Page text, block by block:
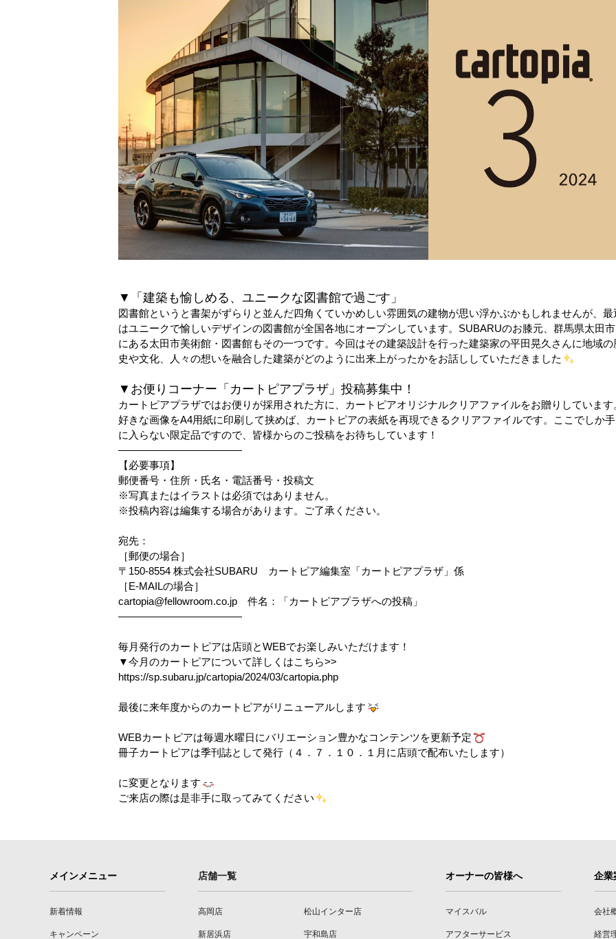
▼「建築も愉しめる、ユニークな図書館で過ごす」
図書館というと書架がずらりと並んだ四角くていかめしい雰囲気の建物が思い浮かぶかもしれませんが、最
はユニークで愉しいデザインの図書館が全国各地にオープンしています。 SUBARUのお膝元、群馬県太田市
にある太田市美術館・図書館もその一つです。今回はその建築設計を行った建築家の平田晃久さんに地域の
史や文化、人々の想いを融合した建築がどのように出来上がったかをお話ししていただきました
▼お便りコーナー「カートピアプラザ」投稿募集中！
カートピアプラザではお便りが採用された方に、カートピアオリジナルクリアファイルをお贈りしています
好きな画像をA4用紙に印刷して挟めば、カートピアの表紙を再現できるクリアファイルです。ここでしか手
に入らない限定品ですので、皆様からのご投稿をお待ちしています！
————————————
【必要事項】
郵便番号・住所・氏名・電話番号・投稿文
※写真またはイラストは必須ではありません。
※投稿内容は編集する場合があります。ご了承ください。
宛先：
［郵便の場合］
〒 150-8554 株式会社SUBARU カートピア編集室「カートピアプラザ」係
［E-MAILの場合］
cartopia@fellowroom.co.jp 件名：「カートピアプラザへの投稿」
————————————
毎月発行のカートピアは店頭とWEBでお楽しみいただけます！
▼今月のカートピアについて詳しくはこちら>>
https://sp.subaru.jp/cartopia/2024/03/cartopia.php
最後に来年度からのカートピアがリニューアルします
WEBカートピアは毎週水曜日にバリエーション豊かなコンテンツを更新予定
冊子カートピアは季刊誌として発行（４．７．１０．１月に店頭で配布いたします）
に変更となります
ご来店の際は是非手に取ってみてください
メインメニュー
新着情報
キャンペーン
店舗一覧
高岡店 松山インター店
新居浜店 宇和島店
オーナーの皆様へ
マイスバル
アフターサービス
企業
会社
経営